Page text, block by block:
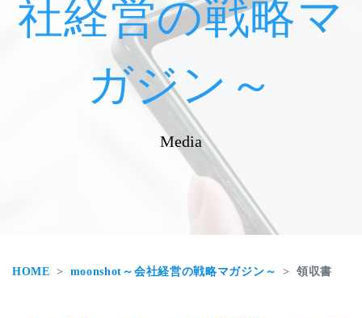
社経営の戦略マ
ガジン～
Media
HOME moonshot～会社経営の戦略マガジン～ 領収書